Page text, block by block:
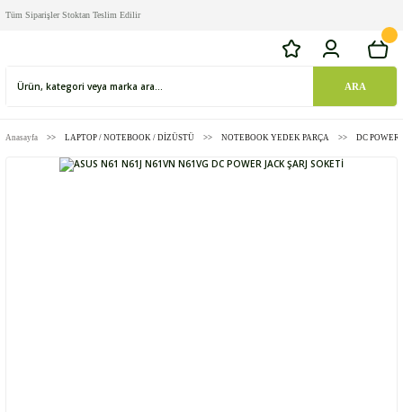
Tüm Siparişler Stoktan Teslim Edilir
ARA
Anasayfa LAPTOP / NOTEBOOK / DİZÜSTÜ NOTEBOOK YEDEK PARÇA DC POWER